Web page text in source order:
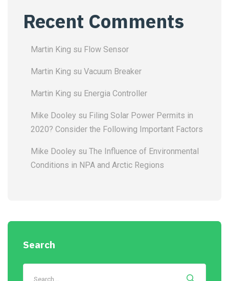
Recent Comments
Martin King su Flow Sensor
Martin King su Vacuum Breaker
Martin King su Energia Controller
Mike Dooley su Filing Solar Power Permits in
2020? Consider the Following Important Factors
Mike Dooley su The Influence of Environmental
Conditions in NPA and Arctic Regions
Search